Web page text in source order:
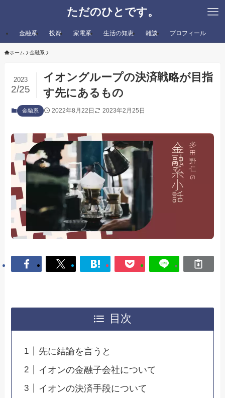
ただのひとです。
金融系 投資 家電系 生活の知恵 雑談 プロフィール
ホーム 金融系
イオングループの決済戦略が目指
す先にあるもの
2023
2/25
金融系 2022年8月22日 2023年2月25日
目次
先に結論を言うと
イオンの金融子会社について
イオンの決済手段について